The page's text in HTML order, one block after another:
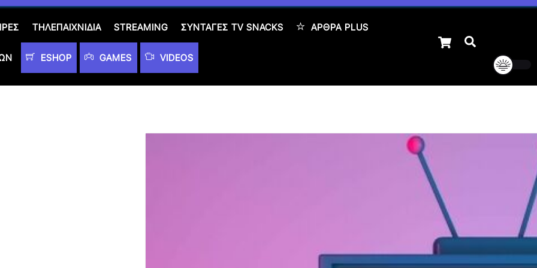
Cart
ΤΗΛΕΠΑΙΧΝΊΔΙΑ STREAMING ΣΥΝΤΑΓΈΣ TV SNACKS ΆΡΘΡΑ PLUS
ESHOP GAMES VIDEOS